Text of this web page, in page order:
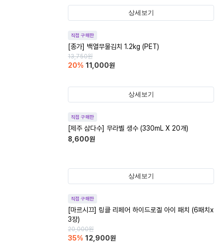
상세보기
직접 구매한
[종가] 백열무물김치 1.2kg (PET)
13,750원
20% 11,000원
상세보기
직접 구매한
[제주 삼다수] 무라벨 생수 (330mL X 20개)
8,600원
상세보기
직접 구매한
[마르시끄] 링클 리페어 하이드로겔 아이 패치 (6패치x
3장)
20,000원
35% 12,900원